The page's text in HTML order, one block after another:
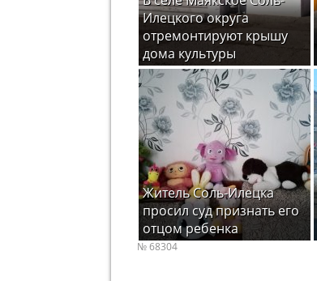
Илецкого округа
отремонтируют крышу
дома культуры
Житель Соль-Илецка
просил суд признать его
отцом ребенка
№ 68304